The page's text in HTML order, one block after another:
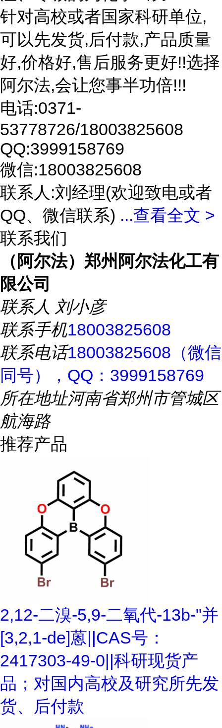
针对高校或者国家科研单位,
可以先发货,后付款,产品质量
好,价格好,售后服务更好!!选择
阿尔法,会让您事半功倍!!!
电话:0371-
53778726/18003825608
QQ:3999158769
微信:18003825608
联系人:刘经理(欢迎致电或者
QQ、微信联系) ...查看全文 >
联系我们
（阿尔法）郑州阿尔法化工有
限公司
联系人 刘小彦
联系手机18003825608
联系电话18003825608（微信
同号），QQ：3999158769
所在地址河南省郑州市管城区
航海路
推荐产品
2,12-二溴-5,9-二氧代-13b-"并
[3,2,1-de]蒽||CAS号：
2417303-49-0||科研现货产
品；对国内高校及研究所先发
货、后付款